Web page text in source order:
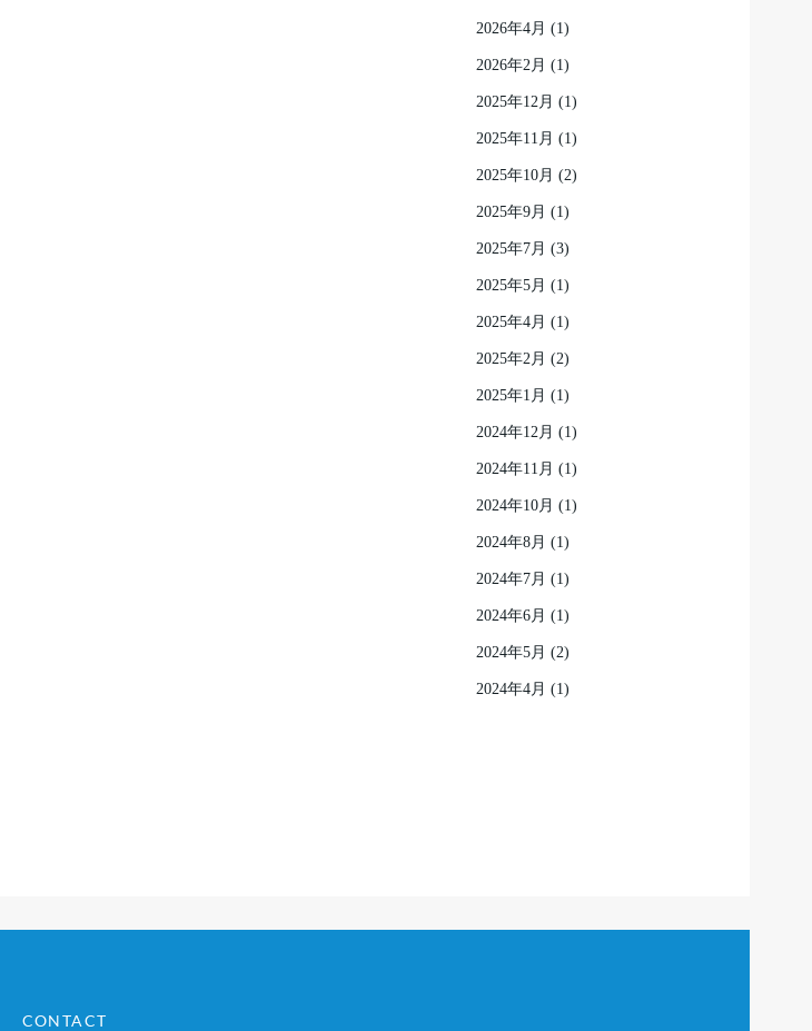
2026年4月 (1)
2026年2月 (1)
2025年12月 (1)
2025年11月 (1)
2025年10月 (2)
2025年9月 (1)
2025年7月 (3)
2025年5月 (1)
2025年4月 (1)
2025年2月 (2)
2025年1月 (1)
2024年12月 (1)
2024年11月 (1)
2024年10月 (1)
2024年8月 (1)
2024年7月 (1)
2024年6月 (1)
2024年5月 (2)
2024年4月 (1)
CONTACT